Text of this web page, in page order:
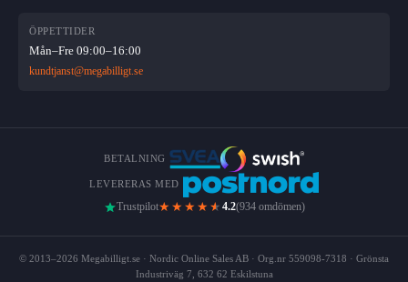
ÖPPETTIDER
Mån–Fre 09:00–16:00
kundtjanst@megabilligt.se
BETALNING
LEVERERAS MED
Trustpilot★★★★ ★ 4.2(934 omdömen)
© 2013–2026 Megabilligt.se · Nordic Online Sales AB · Org.nr 559098-7318 · Grönsta
Industriväg 7, 632 62 Eskilstuna